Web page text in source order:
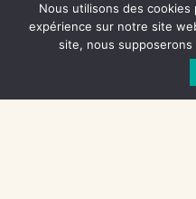
NOS SOUTIENS
CENTRE NATIONAL DU LIVRE
Nous utilisons des cookies
expérience sur notre site
site, nous